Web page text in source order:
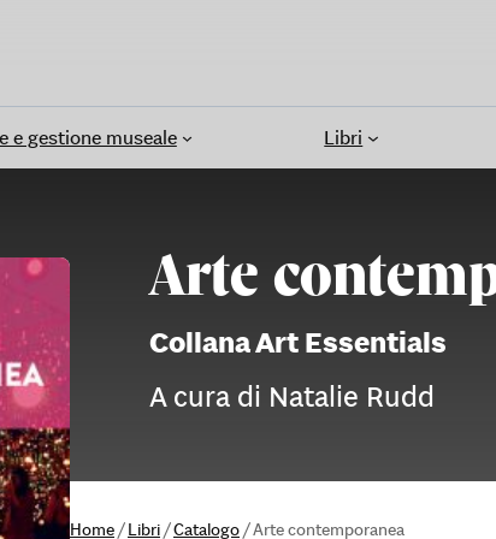
e gestione museale Libri
Arte
Collana Art Essentials
A cura di Natalie Rudd
Home/Libri/Catalogo/Arte contemporanea